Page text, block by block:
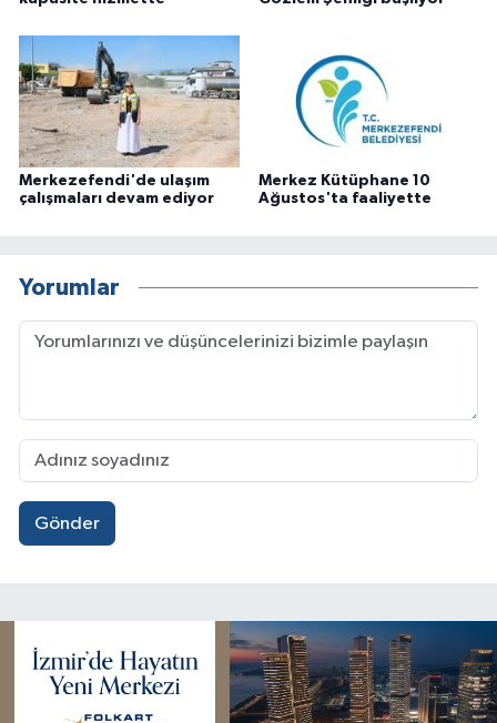
Merkezefendi'de ulaşım
çalışmaları devam ediyor
Merkez Kütüphane 10
Ağustos'ta faaliyette
Yorumlar
Gönder